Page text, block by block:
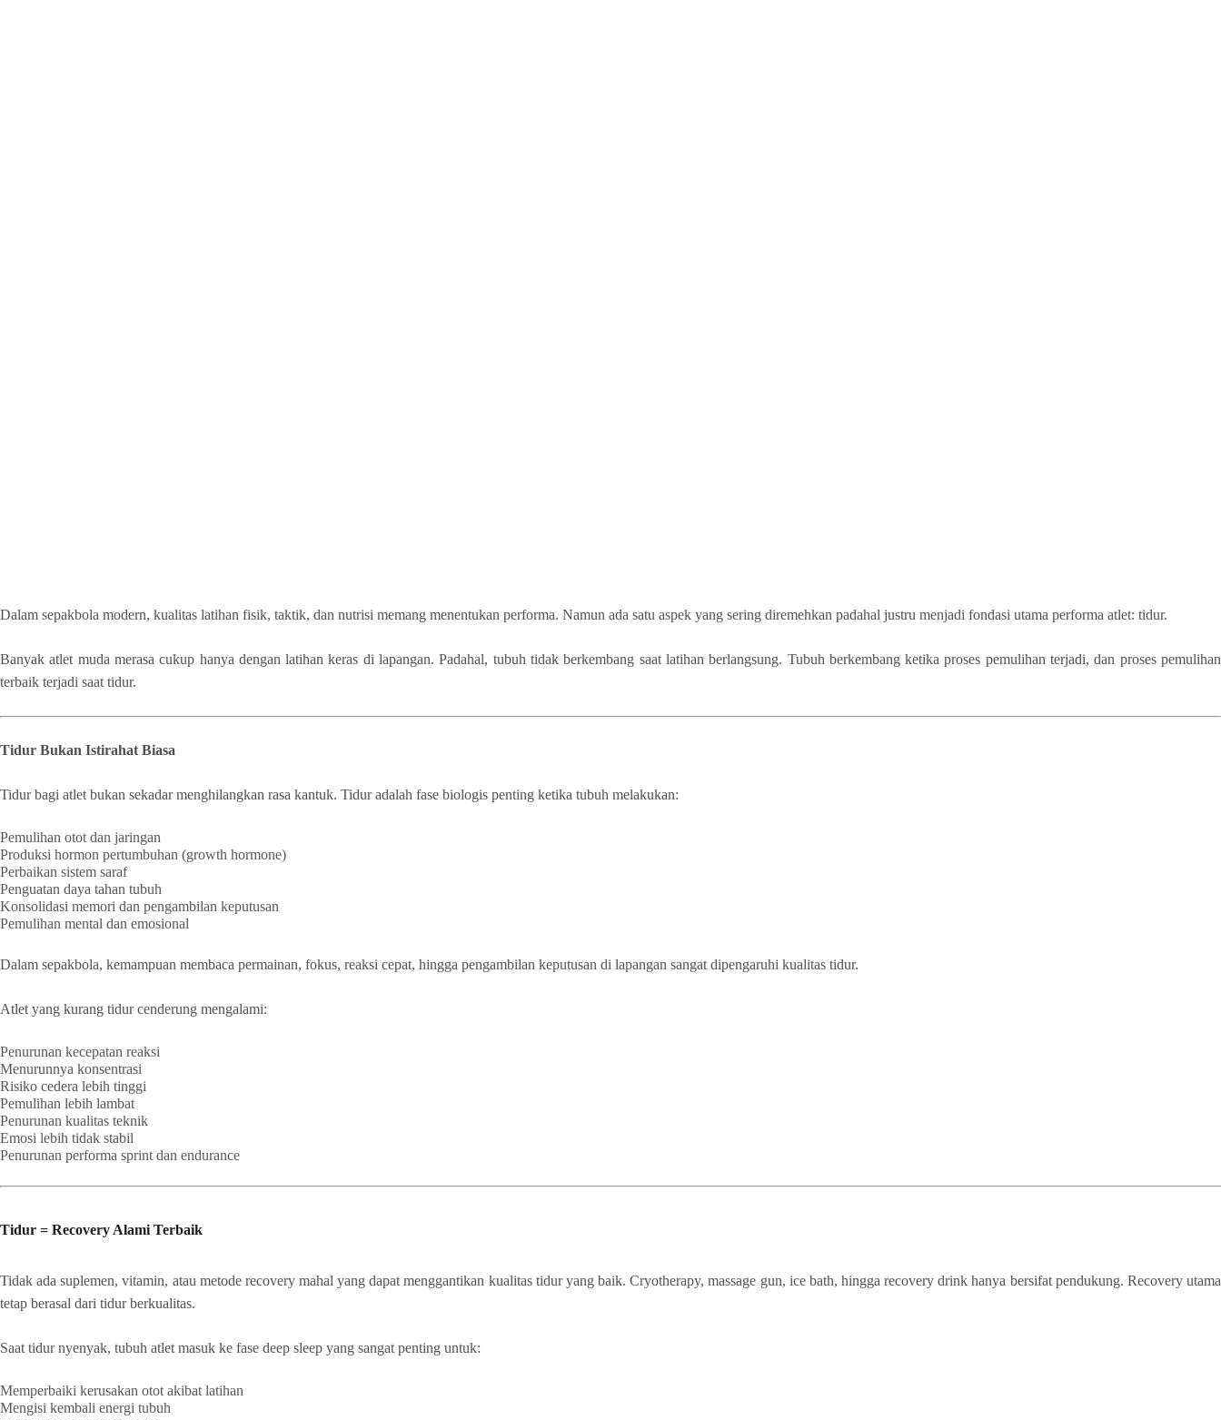
Dalam sepakbola modern, kualitas latihan fisik, taktik, dan nutrisi memang menentukan performa. Namun ada satu aspek yang sering diremehkan padahal justru menjadi fondasi utama performa atlet: tidur.
Banyak atlet muda merasa cukup hanya dengan latihan keras di lapangan. Padahal, tubuh tidak berkembang saat latihan berlangsung. Tubuh berkembang ketika proses pemulihan terjadi, dan proses pemulihan
terbaik terjadi saat tidur.
Tidur Bukan Istirahat Biasa
Tidur bagi atlet bukan sekadar menghilangkan rasa kantuk. Tidur adalah fase biologis penting ketika tubuh melakukan:
Pemulihan otot dan jaringan
Produksi hormon pertumbuhan (growth hormone)
Perbaikan sistem saraf
Penguatan daya tahan tubuh
Konsolidasi memori dan pengambilan keputusan
Pemulihan mental dan emosional
Dalam sepakbola, kemampuan membaca permainan, fokus, reaksi cepat, hingga pengambilan keputusan di lapangan sangat dipengaruhi kualitas tidur.
Atlet yang kurang tidur cenderung mengalami:
Penurunan kecepatan reaksi
Menurunnya konsentrasi
Risiko cedera lebih tinggi
Pemulihan lebih lambat
Penurunan kualitas teknik
Emosi lebih tidak stabil
Penurunan performa sprint dan endurance
Tidur = Recovery Alami Terbaik
Tidak ada suplemen, vitamin, atau metode recovery mahal yang dapat menggantikan kualitas tidur yang baik. Cryotherapy, massage gun, ice bath, hingga recovery drink hanya bersifat pendukung. Recovery utama
tetap berasal dari tidur berkualitas.
Saat tidur nyenyak, tubuh atlet masuk ke fase deep sleep yang sangat penting untuk:
Memperbaiki kerusakan otot akibat latihan
Mengisi kembali energi tubuh